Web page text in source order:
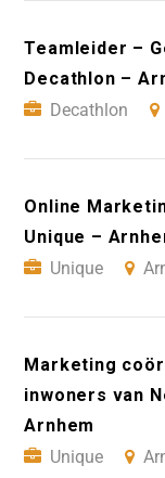
Teamleider –
Decathlon –
Decathlon
Online
Unique –
Unique
Marketing
inwoners van
Arnhem
Unique